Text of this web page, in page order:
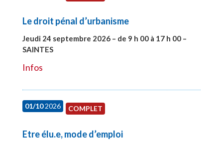
Le droit pénal d’urbanisme
Jeudi 24 septembre 2026 – de 9 h 00 à 17 h 00 –
SAINTES
Infos
01/102026 COMPLET
Etre élu.e, mode d’emploi